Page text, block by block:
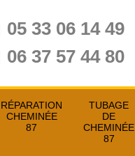
05 33 06 14 49
06 37 57 44 80
RÉPARATION
CHEMINÉE
87
TUBAGE
DE
CHEMINÉE
87